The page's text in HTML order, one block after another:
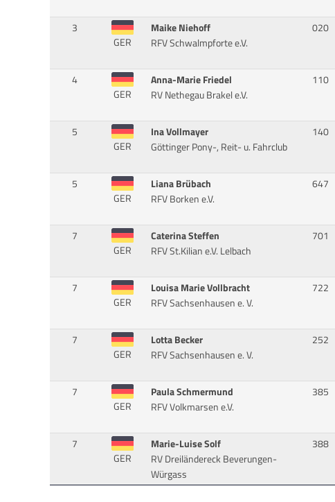
3
GER
Maike Niehoff
RFV Schwalmpforte e.V.
020
4
GER
Anna-Marie Friedel
RV Nethegau Brakel e.V.
110
5
GER
Ina Vollmayer
Göttinger Pony-, Reit- u. Fahrclub
140
5
GER
Liana Brübach
RFV Borken e.V.
647
7
GER
Caterina Steffen
RFV St.Kilian e.V. Lelbach
701
7
GER
Louisa Marie Vollbracht
RFV Sachsenhausen e. V.
722
7
GER
Lotta Becker
RFV Sachsenhausen e. V.
252
7
GER
Paula Schmermund
RFV Volkmarsen e.V.
385
7
GER
Marie-Luise Solf
RV Dreiländereck Beverungen-
Würgass
388